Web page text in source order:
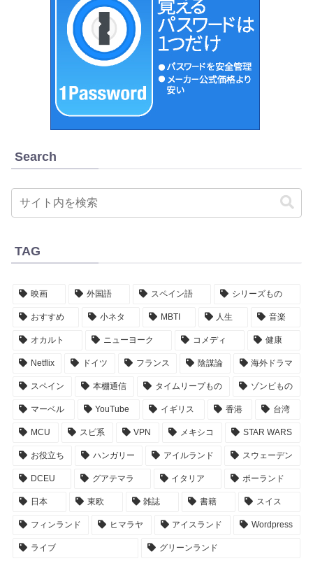
Search
TAG
映画 外国語 スペイン語 シリーズもの
おすすめ 小ネタ MBTI 人生 音楽
オカルト ニューヨーク コメディ 健康
Netflix ドイツ フランス 陰謀論 海外ドラマ
スペイン 本棚通信 タイムリープもの ゾンビもの
マーベル YouTube イギリス 香港 台湾
MCU スピ系 VPN メキシコ STAR WARS
お役立ち ハンガリー アイルランド スウェーデン
DCEU グアテマラ イタリア ポーランド
日本 東欧 雑誌 書籍 スイス
フィンランド ヒマラヤ アイスランド Wordpress
ライブ グリーンランド